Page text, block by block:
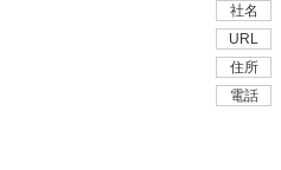
社名
URL
住所
電話